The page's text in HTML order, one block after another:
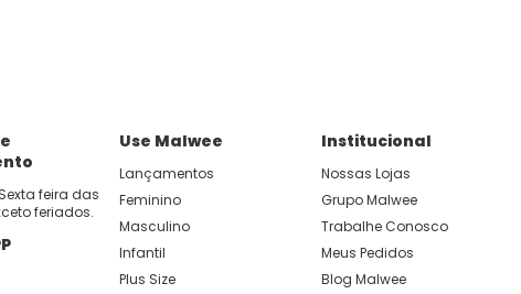
feira das
feriados.
Use Malwee
Lançamentos
Feminino
Masculino
Infantil
Plus Size
Institucional
Nossas Lojas
Grupo Malwee
Trabalhe Conosco
Meus Pedidos
Blog Malwee